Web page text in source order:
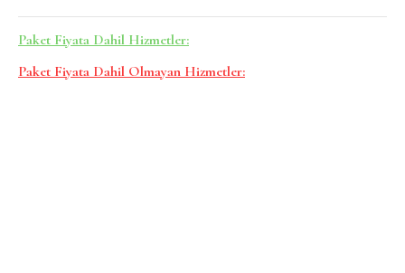
Paket Fiyata Dahil Hizmetler:
Paket Fiyata Dahil Olmayan Hizmetler: